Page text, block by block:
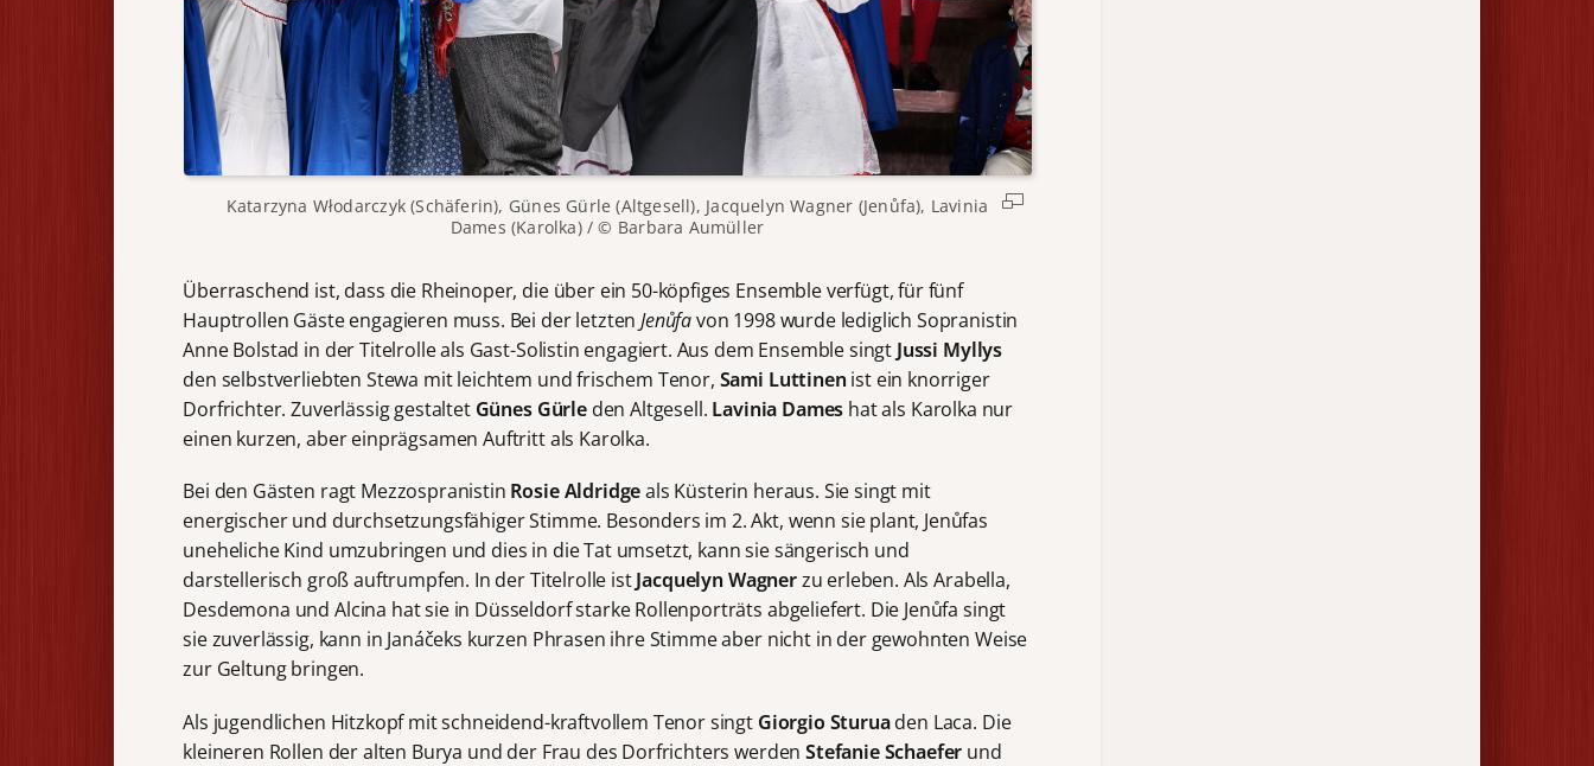
Katarzyna Włodarczyk (Schäferin), Günes Gürle (Altgesell), Jacquelyn Wagner (Jenůfa), Lavinia
Dames (Karolka) / © Barbara Aumüller
Überraschend ist, dass die Rheinoper, die über ein 50-köpfiges Ensemble verfügt, für fünf
Hauptrollen Gäste engagieren muss. Bei der letztenJenůfavon 1998 wurde lediglich Sopranistin
Anne Bolstad in der Titelrolle als Gast-Solistin engagiert. Aus dem Ensemble singt Jussi Myllys
den selbstverliebten Stewa mit leichtem und frischem Tenor, Sami Luttinenist ein knorriger
Dorfrichter. Zuverlässig gestaltet Günes Gürleden Altgesell. Lavinia Dames hat als Karolka nur
einen kurzen, aber einprägsamen Auftritt als Karolka.
Bei den Gästen ragt Mezzospranistin Rosie Aldridgeals Küsterin heraus. Sie singt mit
energischer und durchsetzungsfähiger Stimme. Besonders im 2. Akt, wenn sie plant, Jenůfas
uneheliche Kind umzubringen und dies in die Tat umsetzt, kann sie sängerisch und
darstellerisch groß auftrumpfen. In der Titelrolle istJacquelyn Wagnerzu erleben. Als Arabella,
Desdemona und Alcina hat sie in Düsseldorf starke Rollenporträts abgeliefert. Die Jenůfa singt
sie zuverlässig, kann in Janáčeks kurzen Phrasen ihre Stimme aber nicht in der gewohnten Weise
zur Geltung bringen.
Als jugendlichen Hitzkopf mit schneidend-kraftvollem Tenor singt Giorgio Sturuaden Laca. Die
kleineren Rollen der alten Burya und der Frau des Dorfrichters werdenStefanie Schaefer und